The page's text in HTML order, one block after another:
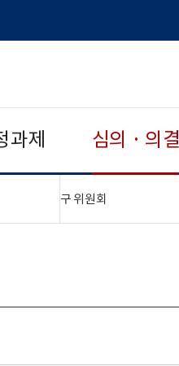
과제 심의 · 의결
구 위원회